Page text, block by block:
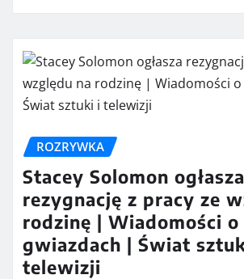
ROZRYWKA
Stacey Solomon ogłasza
rezygnację z pracy ze
rodzinę | Wiadomości o
gwiazdach | Świat
telewizji